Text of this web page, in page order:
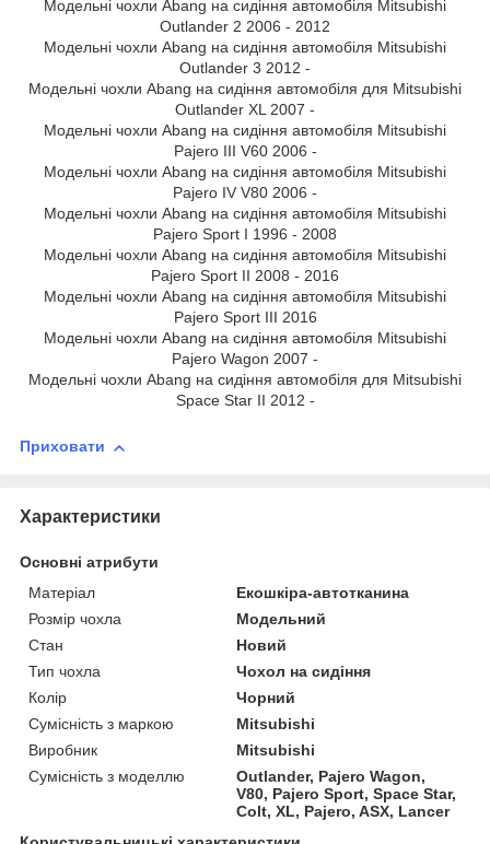
Модельні чохли Abang на сидіння автомобіля Mitsubishi
Outlander 2 2006 - 2012
Модельні чохли Abang на сидіння автомобіля Mitsubishi
Outlander 3 2012 -
Модельні чохли Abang на сидіння автомобіля для Mitsubishi
Outlander XL 2007 -
Модельні чохли Abang на сидіння автомобіля Mitsubishi
Pajero III V60 2006 -
Модельні чохли Abang на сидіння автомобіля Mitsubishi
Pajero IV V80 2006 -
Модельні чохли Abang на сидіння автомобіля Mitsubishi
Pajero Sport I 1996 - 2008
Модельні чохли Abang на сидіння автомобіля Mitsubishi
Pajero Sport II 2008 - 2016
Модельні чохли Abang на сидіння автомобіля Mitsubishi
Pajero Sport III 2016
Модельні чохли Abang на сидіння автомобіля Mitsubishi
Pajero Wagon 2007 -
Модельні чохли Abang на сидіння автомобіля для Mitsubishi
Space Star ІІ 2012 -
Приховати
Характеристики
Основні атрибути
Матеріал
Екошкіра-автотканина
Розмір чохла
Модельний
Стан
Новий
Тип чохла
Чохол на сидіння
Колір
Чорний
Сумісність з маркою
Mitsubishi
Виробник
Mitsubishi
Сумісність з моделлю
Outlander, Pajero Wagon,
V80, Pajero Sport, Space Star,
Colt, XL, Pajero, ASX, Lancer